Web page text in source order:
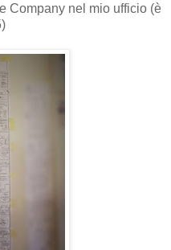
Company nel mio ufficio (è